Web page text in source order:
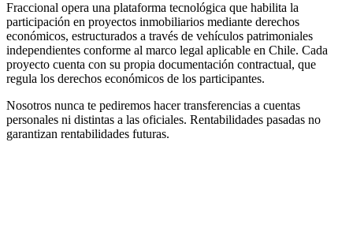
Fraccional opera una plataforma tecnológica que habilita la
participación en proyectos inmobiliarios mediante derechos
económicos, estructurados a través de vehículos patrimoniales
independientes conforme al marco legal aplicable en Chile. Cada
proyecto cuenta con su propia documentación contractual, que
regula los derechos económicos de los participantes.
Nosotros nunca te pediremos hacer transferencias a cuentas
personales ni distintas a las oficiales. Rentabilidades pasadas no
garantizan rentabilidades futuras.